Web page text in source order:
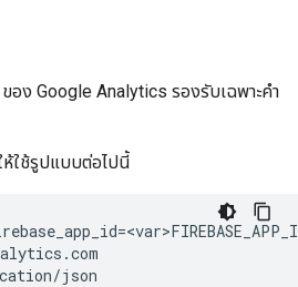
ง Google Analytics รองรับเฉพาะคํา
ใช้รูปแบบต่อไปนี้
json